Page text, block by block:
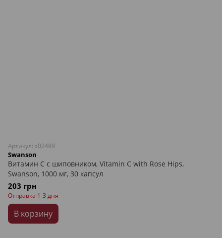
Артикул: z02489
Swanson
Витамин С с шиповником, Vitamin C with Rose Hips,
Swanson, 1000 мг, 30 капсул
203 грн
Отправка 1-3 дня
В корзину